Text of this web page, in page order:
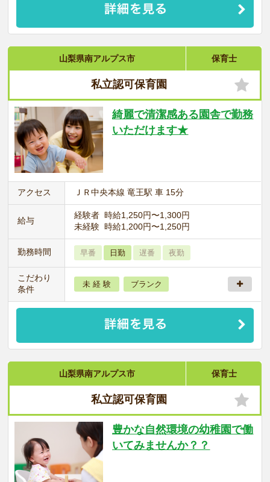
山梨県南アルプス市 保育士
私立認可保育園
綺麗で清潔感ある園舎で勤務
いただけます★
アクセス ＪＲ中央本線 竜王駅 車 15分
給与
経験者 時給1,250円〜1,300円
未経験 時給1,200円〜1,250円
勤務時間 早番 日勤 遅番 夜勤
こだわり
条件
未 経 験 ブランク
山梨県南アルプス市 保育士
私立認可保育園
豊かな自然環境の幼稚園で働
いてみませんか？？